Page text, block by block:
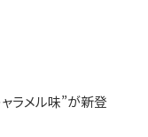
ャラメル味”が新登